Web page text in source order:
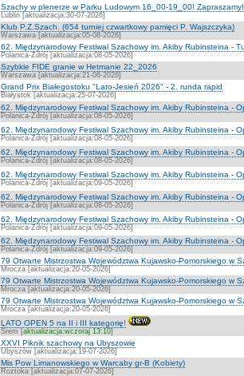
Szachy w plenerze w Parku Ludowym 16_00-19_00! Zapraszamy!
Lublin [aktualizacja:30-07-2026]
Klub P.Z.Szach. (654 turniej czwartkowy pamięci P. Wajszczyka)
Warszawa [aktualizacja:05-08-2026]
62. Międzynarodowy Festiwal Szachowy im. Akiby Rubinsteina -
Polanica-Zdrój [aktualizacja:08-05-2026]
Szybkie FIDE granie w Hetmanie 22_2026
Warszawa [aktualizacja:21-06-2026]
Grand Prix Białegostoku "Lato-Jesień 2026" - 2. runda rapid
Białystok [aktualizacja:25-07-2026]
62. Międzynarodowy Festiwal Szachowy im. Akiby Rubinsteina -
Polanica-Zdrój [aktualizacja:08-05-2026]
62. Międzynarodowy Festiwal Szachowy im. Akiby Rubinsteina -
Polanica-Zdrój [aktualizacja:08-05-2026]
62. Międzynarodowy Festiwal Szachowy im. Akiby Rubinsteina -
Polanica-Zdrój [aktualizacja:08-05-2026]
62. Międzynarodowy Festiwal Szachowy im. Akiby Rubinsteina -
Polanica-Zdrój [aktualizacja:09-05-2026]
62. Międzynarodowy Festiwal Szachowy im. Akiby Rubinsteina -
Polanica-Zdrój [aktualizacja:08-05-2026]
62. Międzynarodowy Festiwal Szachowy im. Akiby Rubinsteina -
Polanica-Zdrój [aktualizacja:09-05-2026]
62. Międzynarodowy Festiwal Szachowy im. Akiby Rubinsteina -
Polanica-Zdrój [aktualizacja:09-05-2026]
79 Otwarte Mistrzostwa Województwa Kujawsko-Pomorskiego w
Mrocza [aktualizacja:20-05-2026]
79 Otwarte Mistrzostwa Województwa Kujawsko-Pomorskiego w
Mrocza [aktualizacja:20-05-2026]
79 Otwarte Mistrzostwa Województwa Kujawsko-Pomorskiego w
Mrocza [aktualizacja:20-05-2026]
LATO OPEN 5 na II i III kategorię!
Śrem [aktualizacja:wczoraj 13:10]
XXVI Piknik szachowy na Ubyszowie
Ubyszów [aktualizacja:19-07-2026]
Mis Pow Limanowskiego w Warcaby gr-B (Kobiety)
Roztoka [aktualizacja:07-07-2026]